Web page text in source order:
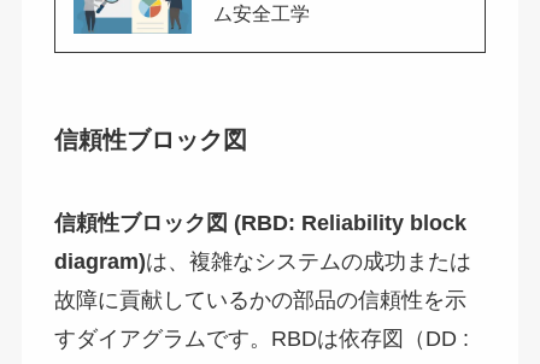
ム安全工学
信頼性ブロック図
信頼性ブロック図 (RBD: Reliability block
diagram)は、複雑なシステムの成功または
故障に貢献しているかの部品の信頼性を示
すダイアグラムです。RBDは依存図（DD :